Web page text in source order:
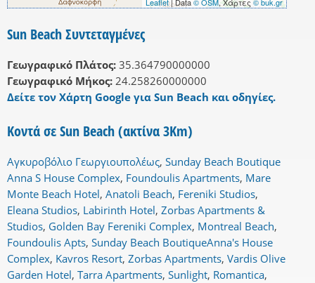
Leaflet| Data© OSM, Χάρτες© buk.gr
Sun Beach Συντεταγμένες
Γεωγραφικό Πλάτος: 35.364790000000
Γεωγραφικό Μήκος: 24.258260000000
Δείτε τον Χάρτη Google για Sun Beach και οδηγίες.
Κοντά σε Sun Beach (ακτίνα 3Km)
Αγκυροβόλιο Γεωργιουπολέως, Sunday Beach Boutique
Anna S House Complex, Foundoulis Apartments, Mare
Monte Beach Hotel, Anatoli Beach, Fereniki Studios,
Eleana Studios, Labirinth Hotel, Zorbas Apartments &
Studios, Golden Bay Fereniki Complex, Montreal Beach,
Foundoulis Apts, Sunday Beach BoutiqueAnna's House
Complex, Kavros Resort, Zorbas Apartments, Vardis Olive
Garden Hotel, Tarra Apartments, Sunlight, Romantica,